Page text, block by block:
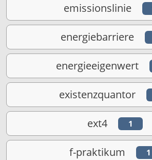
emissionslinie
energiebarriere
energieeigenwert
existenzquantor
ext4 1
f-praktikum 1